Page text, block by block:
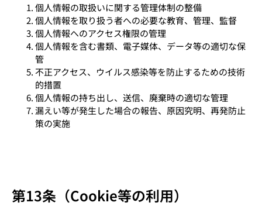
個人情報の取扱いに関する管理体制の整備
個人情報を取り扱う者への必要な教育、管理、監督
個人情報へのアクセス権限の管理
個人情報を含む書類、電子媒体、データ等の適切な保
管
不正アクセス、ウイルス感染等を防止するための技術
的措置
個人情報の持ち出し、送信、廃棄時の適切な管理
漏えい等が発生した場合の報告、原因究明、再発防止
策の実施
第13条（Cookie等の利用）